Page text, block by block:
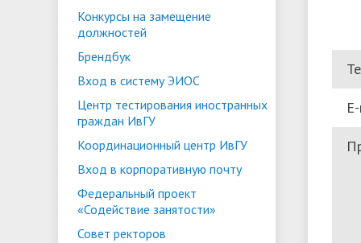
Конкурсы на замещение
должностей
Брендбук
Вход в систему ЭИОС
Центр тестирования иностранных
граждан ИвГУ
Координационный центр ИвГУ
Вход в корпоративную почту
Федеральный проект
«Содействие занятости»
Совет ректоров